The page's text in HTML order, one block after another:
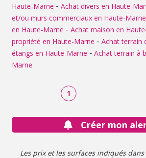
Haute-Marne - Achat divers en Haute-
et/ou murs commerciaux en Haute-Marne
en Haute-Marne - Achat maison en
propriété en Haute-Marne - Achat terrain
étangs en Haute-Marne - Achat terrain à
Marne
1
Créer mon
Les prix et les surfaces indiqués